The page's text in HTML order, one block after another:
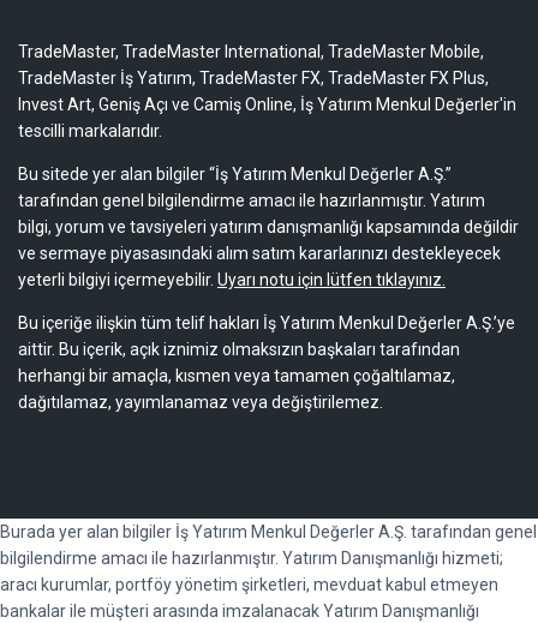
TradeMaster, TradeMaster International, TradeMaster Mobile,
TradeMaster İş Yatırım, TradeMaster FX, TradeMaster FX Plus,
Invest Art, Geniş Açı ve Camiş Online, İş Yatırım Menkul Değerler'in
tescilli markalarıdır.
Bu sitede yer alan bilgiler “İş Yatırım Menkul Değerler A.Ş.”
tarafından genel bilgilendirme amacı ile hazırlanmıştır. Yatırım
bilgi, yorum ve tavsiyeleri yatırım danışmanlığı kapsamında değildir
ve sermaye piyasasındaki alım satım kararlarınızı destekleyecek
yeterli bilgiyi içermeyebilir. Uyarı notu için lütfen tıklayınız.
Bu içeriğe ilişkin tüm telif hakları İş Yatırım Menkul Değerler A.Ş.’ye
aittir. Bu içerik, açık iznimiz olmaksızın başkaları tarafından
herhangi bir amaçla, kısmen veya tamamen çoğaltılamaz,
dağıtılamaz, yayımlanamaz veya değiştirilemez.
Burada yer alan bilgiler İş Yatırım Menkul Değerler A.Ş. tarafından genel
bilgilendirme amacı ile hazırlanmıştır. Yatırım Danışmanlığı hizmeti;
aracı kurumlar, portföy yönetim şirketleri, mevduat kabul etmeyen
bankalar ile müşteri arasında imzalanacak Yatırım Danışmanlığı